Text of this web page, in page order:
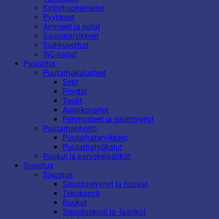
Kylpyhuonematot
Pyyhkeet
Ammeet ja potat
Saunatarvikkeet
Suihkuverhot
WC-harjat
Puutarha
Puutarhakalusteet
Setit
Pöydät
Tuolit
Aurinkovarjot
Pehmusteet ja istuintyynyt
Puutarhanhoito
Puutarhatarvikkeet
Puutarhatyökalut
Ruukut ja parvekelaatikot
Sisustus
Sisustus
Sisustustyynyt ja huovat
Tekokasvit
Ruukut
Sisustuskorit ja -laatikot